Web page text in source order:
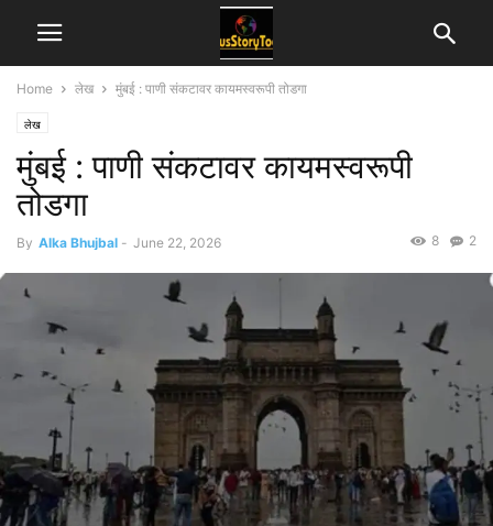
Home लेख मुंबई : पाणी संकटावर कायमस्वरूपी तोडगा
लेख
मुंबई : पाणी संकटावर कायमस्वरूपी
तोडगा
By Alka Bhujbal - June 22, 2026 2
8